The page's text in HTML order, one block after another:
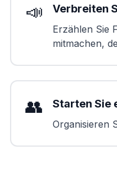
📣 Verbreiten
Erzählen Sie
mitmachen,
👥 Starten Sie
Organisieren